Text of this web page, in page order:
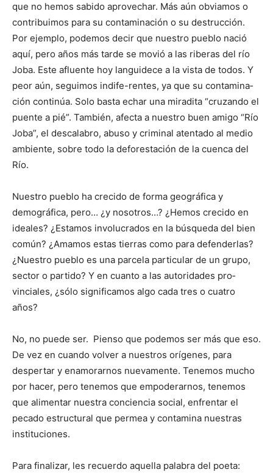
que no hemos sabido aprovechar. Más aún obviamos o
contribui­mos para su contaminación o su destrucción.
Por ejemplo, pode­mos decir que nuestro pueblo nació
aquí, pero años más tarde se mo­vió a las riberas del río
Joba. Este afluente hoy languidece a la vista de todos. Y
peor aún, se­guimos indife-rentes, ya que su contamina­
ción continúa. Solo basta echar una miradita “cruzando el
puente a pié”. Tam­bién, afecta a ­nuestro buen amigo “Río
Jo­ba”, el descala­bro, abuso y criminal atentado al medio
am­biente, sobre todo la deforestación de la cuenca del
Río.
Nuestro pueblo ha crecido de forma geo­gráfica y
demográfica, pero… ¿y nosotros…? ¿Hemos crecido en
ideales? ¿Estamos in­volucrados en la bús­queda del bien
común? ¿Amamos estas tierras como para defenderlas?
¿Nuestro pueblo es una parcela particular de un grupo,
sector o partido? Y en cuanto a las autoridades pro­
vinciales, ¿sólo signi­ficamos algo cada tres o cuatro
años?
No, no puede ser. Pienso que podemos ser más que eso.
De vez en cuando volver a nuestros orígenes, para
despertar y enamorar­nos nuevamente. Te­ne­mos mucho
por ha­cer, pero tenemos que em­poderarnos, tene­mos
que alimentar nuestra conciencia social, en­frentar el
pecado estructural que permea y contamina nuestras
instituciones.
Para finalizar, les recuerdo aquella pala­bra del poeta: